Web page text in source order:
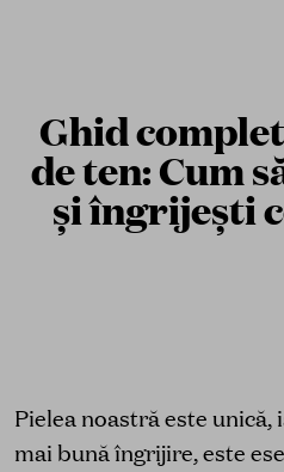
Ghid
de ten: Cum
și îngrijești
Pielea noastră este
mai bună îngrijire, este